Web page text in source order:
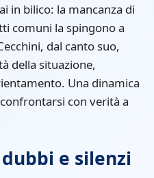
in bilico: la mancanza di
comuni la spingono a
dal canto suo,
della situazione,
Una dinamica
con verità a
e silenzi